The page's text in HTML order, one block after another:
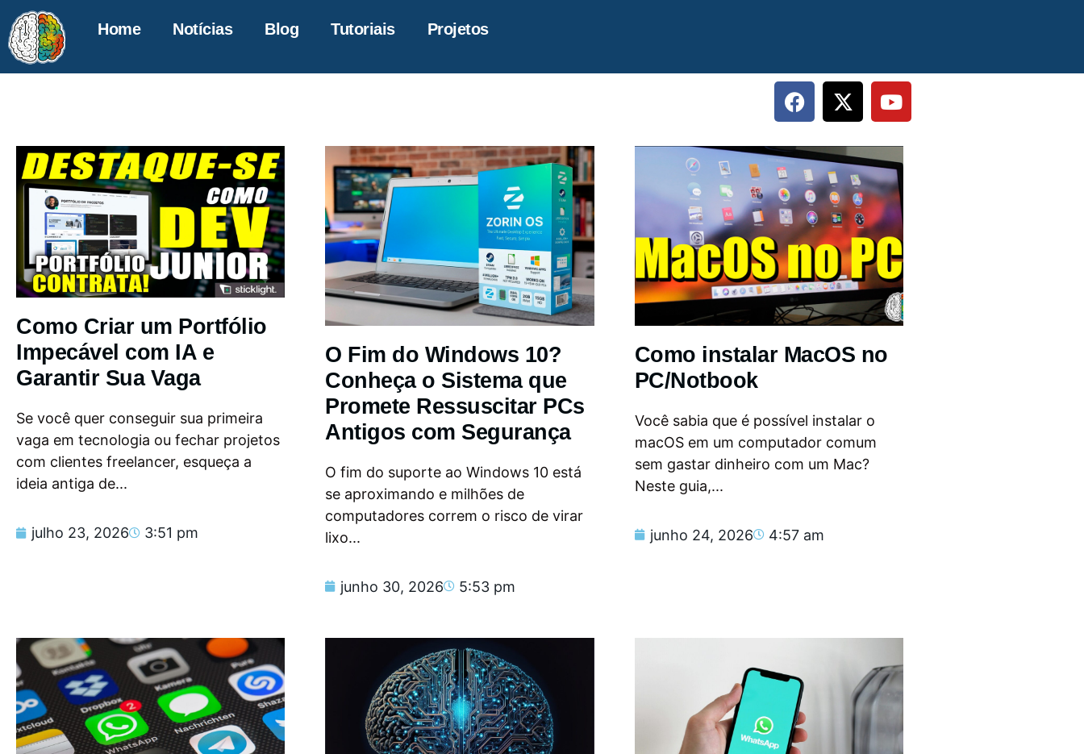
Home Notícias Blog Tutoriais Projetos
Como Criar um Portfólio
Impecável com IA e
Garantir Sua Vaga
Se você quer conseguir sua primeira
vaga em tecnologia ou fechar projetos
com clientes freelancer, esqueça a
ideia antiga de...
julho 23, 2026 3:51 pm
O Fim do Windows 10?
Conheça o Sistema que
Promete Ressuscitar PCs
Antigos com Segurança
O fim do suporte ao Windows 10 está
se aproximando e milhões de
computadores correm o risco de virar
lixo...
junho 30, 2026 5:53 pm
Como instalar MacOS no
PC/Notbook
Você sabia que é possível instalar o
macOS em um computador comum
sem gastar dinheiro com um Mac?
Neste guia,...
junho 24, 2026 4:57 am